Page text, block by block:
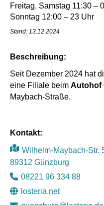
Freitag, Samstag 11:30 –
Sonntag 12:00 – 23 Uhr
Stand: 13.12.2024
Beschreibung:
Seit Dezember 2024 hat
eine Filiale beim Autohof
Maybach-Straße.
Kontakt:
Wilhelm-Maybach-Str.
89312 Günzburg
08221 96 334 88
losteria.net
Mit dem
Laden der
Karte
n Sie die